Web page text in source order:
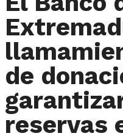
de
reservas